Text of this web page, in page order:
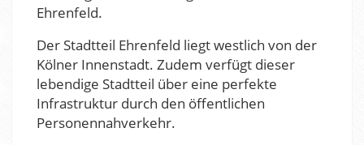
Ehrenfeld.
Der Stadtteil Ehrenfeld liegt westlich von der
Kölner Innenstadt. Zudem verfügt dieser
lebendige Stadtteil über eine perfekte
Infrastruktur durch den öffentlichen
Personennahverkehr.